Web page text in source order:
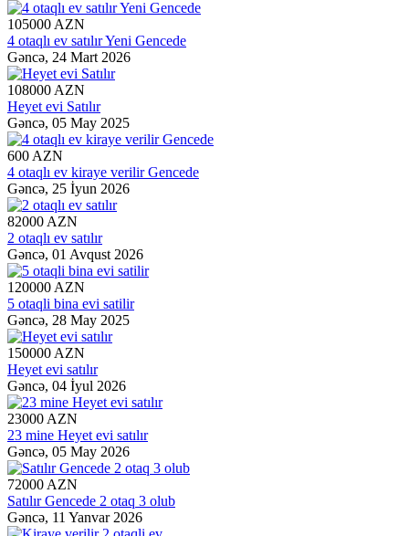
105000 AZN
4 otaqlı ev satılır Yeni Gencede
Gəncə, 24 Mart 2026
108000 AZN
Heyet evi Satılır
Gəncə, 05 May 2025
600 AZN
4 otaqlı ev kiraye verilir Gencede
Gəncə, 25 İyun 2026
82000 AZN
2 otaqlı ev satılır
Gəncə, 01 Avqust 2026
120000 AZN
5 otaqli bina evi satilir
Gəncə, 28 May 2025
150000 AZN
Heyet evi satılır
Gəncə, 04 İyul 2026
23000 AZN
23 mine Heyet evi satılır
Gəncə, 05 May 2026
72000 AZN
Satılır Gencede 2 otaq 3 olub
Gəncə, 11 Yanvar 2026